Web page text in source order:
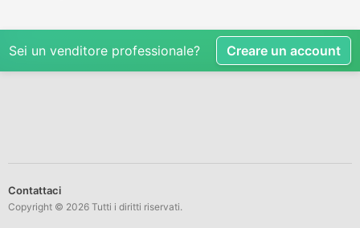
Sei un venditore professionale? Creare un account
Contattaci
Copyright © 2026 Tutti i diritti riservati.